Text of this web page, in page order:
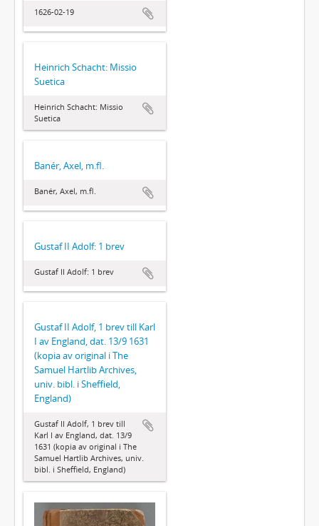
1626-02-19
Heinrich Schacht: Missio
Suetica
Heinrich Schacht: Missio
Suetica
Banér, Axel, m.fl.
Banér, Axel, m.fl.
Gustaf II Adolf: 1 brev
Gustaf II Adolf: 1 brev
Gustaf II Adolf, 1 brev till Karl
I av England, dat. 13/9 1631
(kopia av original i The
Samuel Hartlib Archives,
univ. bibl. i Sheffield,
England)
Gustaf II Adolf, 1 brev till
Karl I av England, dat. 13/9
1631 (kopia av original i The
Samuel Hartlib Archives, univ.
bibl. i Sheffield, England)